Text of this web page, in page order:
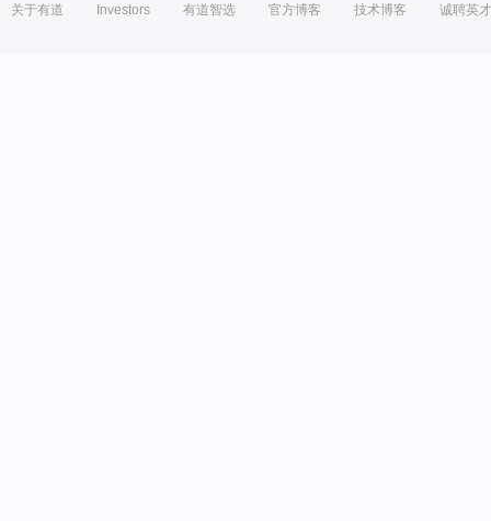
关于有道 Investors 有道智选 官方博客 技术博客 诚聘英才